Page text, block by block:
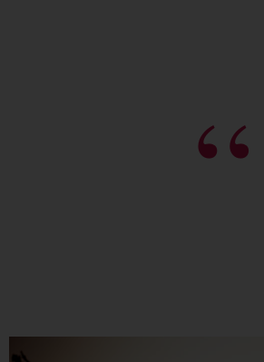
“